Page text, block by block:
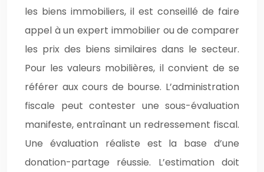
les biens immobiliers, il est conseillé de faire
appel à un expert immobilier ou de comparer
les prix des biens similaires dans le secteur.
Pour les valeurs mobilières, il convient de se
référer aux cours de bourse. L’administration
fiscale peut contester une sous-évaluation
manifeste, entraînant un redressement fiscal.
Une évaluation réaliste est la base d’une
donation-partage réussie. L’estimation doit